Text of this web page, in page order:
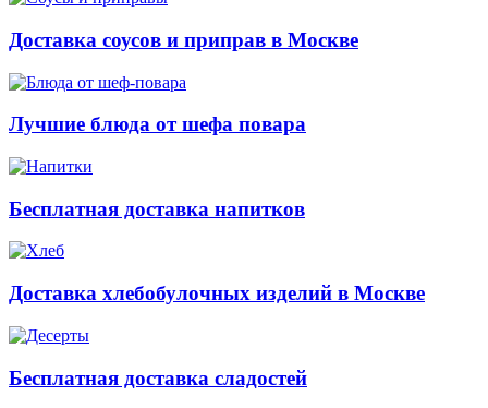
Доставка соусов и приправ в Москве
Лучшие блюда от шефа повара
Бесплатная доставка напитков
Доставка хлебобулочных изделий в Москве
Бесплатная доставка сладостей